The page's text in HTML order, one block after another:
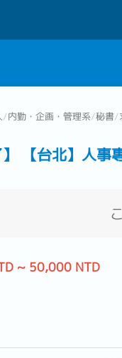
/内勤・企画・管理系/秘書/
】 【台北】人事
~ 50,000 NTD